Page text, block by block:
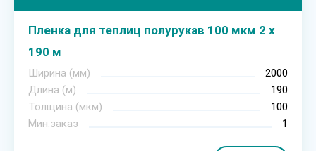
Пленка для теплиц полурукав 100 мкм 2 х
190 м
Ширина (мм)
2000
Длина (м)
190
Толщина (мкм)
100
Мин.заказ
1